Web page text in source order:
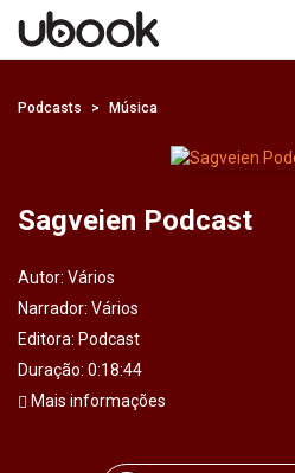
Podcasts Música
Sagveien Podcast
Autor: Vários
Narrador: Vários
Editora: Podcast
Duração: 0:18:44
Mais informações